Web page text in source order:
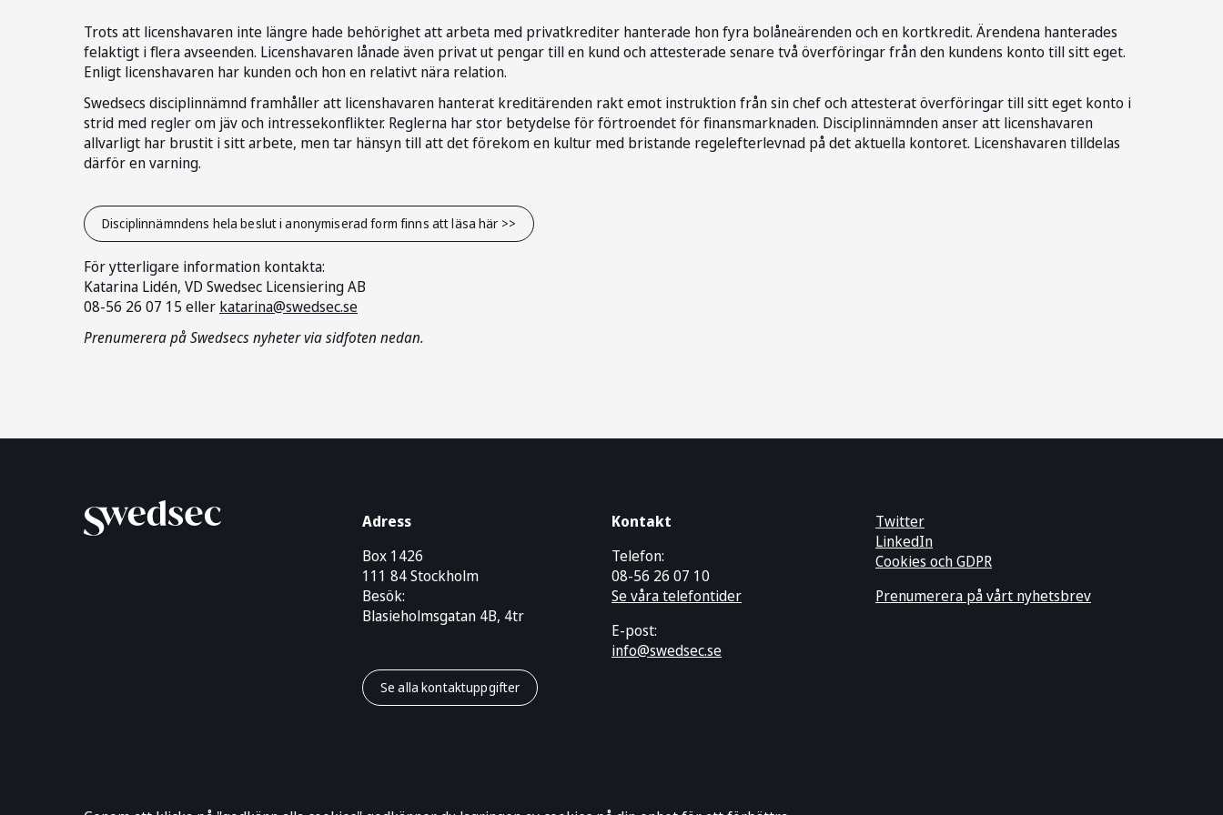
Trots att licenshavaren inte längre hade behörighet att arbeta med privatkrediter hanterade hon fyra bolåneärenden och en kortkredit. Ärendena hanterades
felaktigt i flera avseenden. Licenshavaren lånade även privat ut pengar till en kund och attesterade senare två överföringar från den kundens konto till sitt eget.
Enligt licenshavaren har kunden och hon en relativt nära relation.
Swedsecs disciplinnämnd framhåller att licenshavaren hanterat kreditärenden rakt emot instruktion från sin chef och attesterat överföringar till sitt eget konto i
strid med regler om jäv och intressekonflikter. Reglerna har stor betydelse för förtroendet för finansmarknaden. Disciplinnämnden anser att licenshavaren
allvarligt har brustit i sitt arbete, men tar hänsyn till att det förekom en kultur med bristande regelefterlevnad på det aktuella kontoret. Licenshavaren tilldelas
därför en varning.
Disciplinnämndens hela beslut i anonymiserad form finns att läsa här >>
För ytterligare information kontakta:
Katarina Lidén, VD Swedsec Licensiering AB
08-56 26 07 15 eller katarina@swedsec.se
Prenumerera på Swedsecs nyheter via sidfoten nedan.
Adress
Box 1426
111 84 Stockholm
Besök:
Blasieholmsgatan 4B, 4tr
Se alla kontaktuppgifter
Kontakt
Telefon:
08-56 26 07 10
Se våra telefontider
E-post:
info@swedsec.se
Twitter
LinkedIn
Cookies och GDPR
Prenumerera på vårt nyhetsbrev